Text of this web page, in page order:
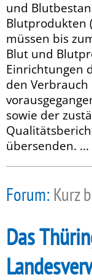
und
Blutprodukten
müssen bis
Blut und
Einrichtungen
den
sowie der
übersenden. ...
Forum: Kurz
Das